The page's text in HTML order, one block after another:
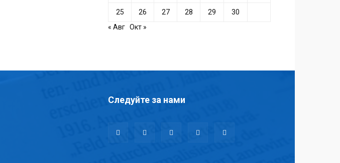
25 26 27 28 29
30
« Авг Окт »
Следуйте за нами